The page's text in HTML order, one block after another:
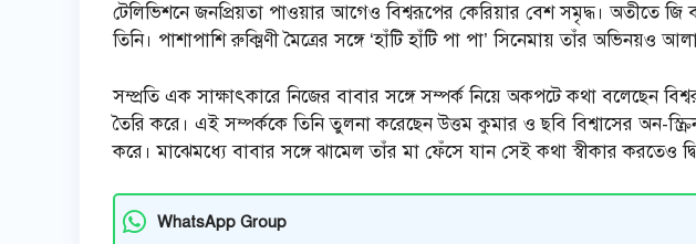
টেলিভিশনে জনপ্রিয়তা পাওয়ার আগেও বিশ্বরূপের কেরিয়ার বেশ সমৃদ্ধ। অতীতে
তিনি। পাশাপাশি রুক্মিণী মৈত্রের সঙ্গে ‘হাঁটি হাঁটি পা পা’ সিনেমায় তাঁর অভিনয়ও
সম্প্রতি এক সাক্ষাৎকারে নিজের বাবার সঙ্গে সম্পর্ক নিয়ে অকপটে কথা বলেছেন
তৈরি করে। এই সম্পর্ককে তিনি তুলনা করেছেন উত্তম কুমার ও ছবি বিশ্বাসের অন-
করে। মাঝেমধ্যে বাবার সঙ্গে ঝামেল তাঁর মা ফেঁসে যান সেই কথা স্বীকার করতেও
WhatsApp Group